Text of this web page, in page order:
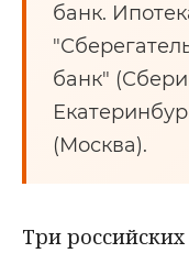
банк.
банк"
(Москва).
Три